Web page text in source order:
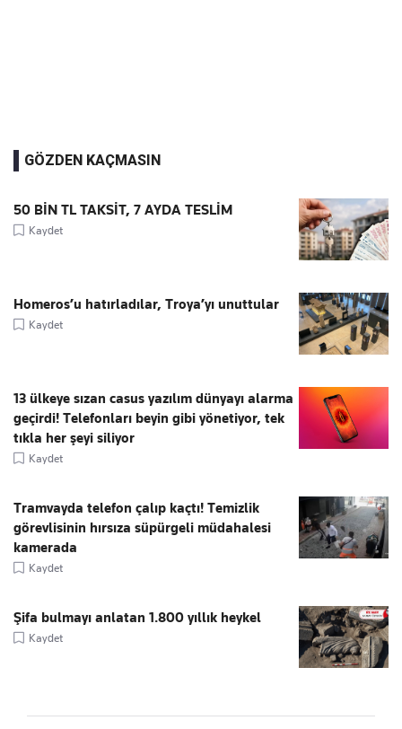
GÖZDEN KAÇMASIN
50 BİN TL TAKSİT, 7 AYDA TESLİM
Kaydet
Homeros’u hatırladılar, Troya’yı unuttular
Kaydet
13 ülkeye sızan casus yazılım dünyayı alarma
geçirdi! Telefonları beyin gibi yönetiyor, tek
tıkla her şeyi siliyor
Kaydet
Tramvayda telefon çalıp kaçtı! Temizlik
görevlisinin hırsıza süpürgeli müdahalesi
kamerada
Kaydet
Şifa bulmayı anlatan 1.800 yıllık heykel
Kaydet